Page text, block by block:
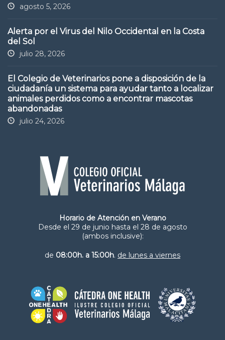
agosto 5, 2026
Alerta por el Virus del Nilo Occidental en la Costa
del Sol
julio 28, 2026
El Colegio de Veterinarios pone a disposición de la
ciudadanía un sistema para ayudar tanto a localizar
animales perdidos como a encontrar mascotas
abandonadas
julio 24, 2026
Horario de Atención en Verano
Desde el 29 de junio hasta el 28 de agosto
(ambos inclusive):
de 08:00h. a 15:00h. de lunes a viernes